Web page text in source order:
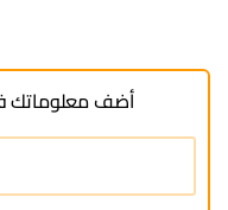
أضف معلوماتك